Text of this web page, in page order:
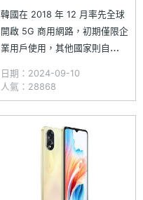
韓國在 2018 年 12 月率先全球
開啟 5G 商用網路，初期僅限企
業用戶使用，其他國家則自
一般消費市場。然而，5G 技術
在初期僅限高階與旗艦機種支
援，直到近幾年才逐步普及至中
階、入門機型。根據市調機構
Counterpoint Research 的最新
日期：2024-09-10
人氣：28868